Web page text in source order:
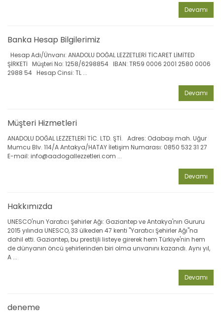
Devamı
Banka Hesap Bilgilerimiz
Hesap Adı/Ünvanı: ANADOLU DOĞAL LEZZETLERİ TİCARET LİMİTED
ŞİRKETİ Müşteri No: 1258/6298854 IBAN: TR59 0006 2001 2580 0006
2988 54 Hesap Cinsi: TL ...
Devamı
Müşteri Hizmetleri
ANADOLU DOĞAL LEZZETLERİ TİC. LTD. ŞTİ. Adres: Odabaşı mah. Uğur
Mumcu Blv. 114/A Antakya/HATAY İletişim Numarası: 0850 532 31 27
E-mail: info@aadogallezzetleri.com ...
Devamı
Hakkımızda
UNESCO'nun Yaratıcı Şehirler Ağı: Gaziantep ve Antakya'nın Gururu
2015 yılında UNESCO, 33 ülkeden 47 kenti "Yaratıcı Şehirler Ağı"na
dahil etti. Gaziantep, bu prestijli listeye girerek hem Türkiye'nin hem
de dünyanın öncü şehirlerinden biri olma unvanını kazandı. Aynı yıl,
A ...
Devamı
deneme